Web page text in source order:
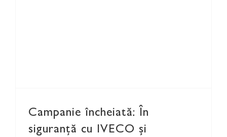
Campanie încheiată: În
siguranță cu IVECO și